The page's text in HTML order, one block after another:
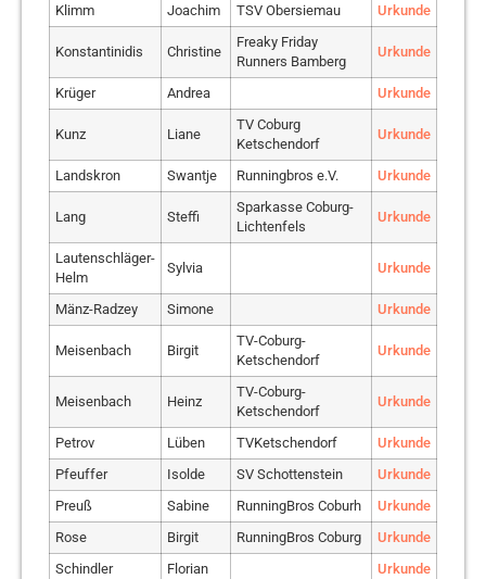
Klimm
Joachim TSV Obersiemau Urkunde
Konstantinidis Christine
Freaky Friday
Runners Bamberg
Urkunde
Krüger Andrea Urkunde
Kunz Liane
TV Coburg
Ketschendorf
Urkunde
Landskron Swantje Runningbros e.V. Urkunde
Lang Steffi
Sparkasse Coburg-
Lichtenfels
Urkunde
Lautenschläger-
Helm
Sylvia Urkunde
Mänz-Radzey Simone Urkunde
Meisenbach Birgit
TV-Coburg-
Ketschendorf
Urkunde
Meisenbach Heinz
TV-Coburg-
Ketschendorf
Urkunde
Petrov Lüben TVKetschendorf
Urkunde
Pfeuffer
Isolde SV Schottenstein
Urkunde
Preuß
Sabine RunningBros Coburh
Urkunde
Rose
Birgit RunningBros Coburg
Urkunde
Schindler
Florian
Urkunde